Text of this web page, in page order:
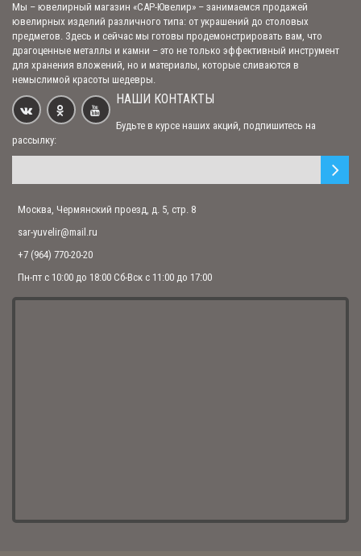
Овальная икона подвеска "Петр" (арт. С-027 Петр)
1 485.00 р.
Овальная икона подвеска "Павел" (арт. С-027 Павел)
1 485.00 р.
Овальная икона подвеска "Константин" (арт. С-027 Константин)
Мы – ювелирный магазин «САР-Ювелир» – занимаемся продажей
ювелирных изделий различного типа: от украшений до столовых
предметов. Здесь и сейчас мы готовы продемонстрировать вам, что
драгоценные металлы и камни – это не только эффективный инструмент
для хранения вложений, но и материалы, которые сливаются в
немыслимой красоты шедевры.
НАШИ КОНТАКТЫ
Будьте в курсе наших акций, подпишитесь на
рассылку:
Москва, Чермянский проезд, д. 5, стр. 8
sar-yuvelir@mail.ru
+7 (964) 770-20-20
Пн-пт с 10:00 до 18:00 Сб-Вск с 11:00 до 17:00